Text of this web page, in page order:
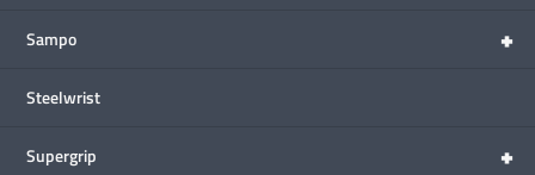
+
Sampo
Steelwrist
+
Supergrip